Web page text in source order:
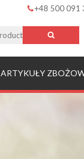
+48 500 091
ARTYKUŁY